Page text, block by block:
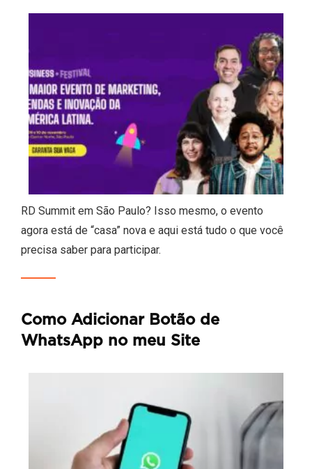
RD Summit em São Paulo? Isso mesmo, o evento
agora está de “casa” nova e aqui está tudo o que você
precisa saber para participar.
Como Adicionar Botão de
WhatsApp no meu Site